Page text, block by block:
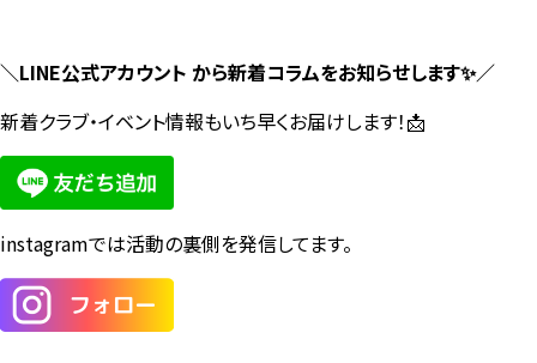
＼LINE公式アカウント から新着コラムをお知らせします✨／
新着クラブ・イベント情報もいち早くお届けします！📩
instagramでは活動の裏側を発信してます。